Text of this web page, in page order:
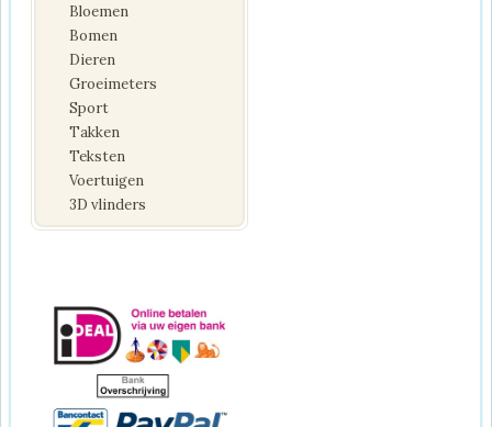
Bloemen
Bomen
Dieren
Groeimeters
Sport
Takken
Teksten
Voertuigen
3D vlinders